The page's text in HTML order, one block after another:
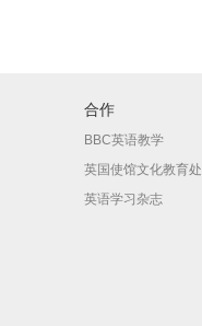
合作
BBC英语教学
英国使馆文化教育处
英语学习杂志